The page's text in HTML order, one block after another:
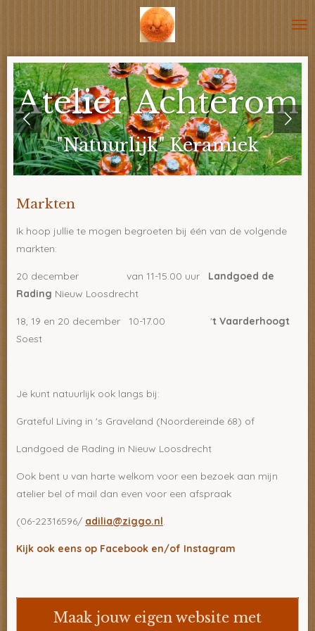
de
hoofdinhoud
Atelier Achterom
"Natuurlijk" Keramiek
Markten
Ik hoop jullie te mogen begroeten bij één van de volgende
markten:
20 december van 11-15.00 uur Landgoed de
Rading Nieuw Loosdrecht
18, 19 en 20 december 10-17.00 't Vaarderhoogt
Soest
Je kunt natuurlijk ook langs bij:
Grateful Living in 's Graveland (Noordereinde 68) of
Landgoed de Rading in Nieuw Loosdrecht
Ook bent u van harte welkom voor een bezoek aan mijn
atelier bel of mail dan even voor een afspraak
(06-22316596/ adilia@ziggo.nl.
Kijk ook eens op Facebook en/of Instagram
Maak jouw eigen website met